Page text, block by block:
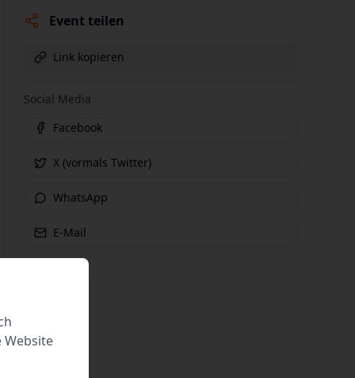
Event teilen
Link kopieren
Social Media
Facebook
X (vormals Twitter)
WhatsApp
E-Mail
Website